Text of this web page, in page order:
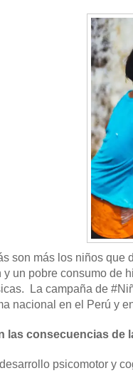
son más los niños que
y un pobre consumo de
La campaña de
nacional en el Perú y
las consecuencias de
psicomotor y